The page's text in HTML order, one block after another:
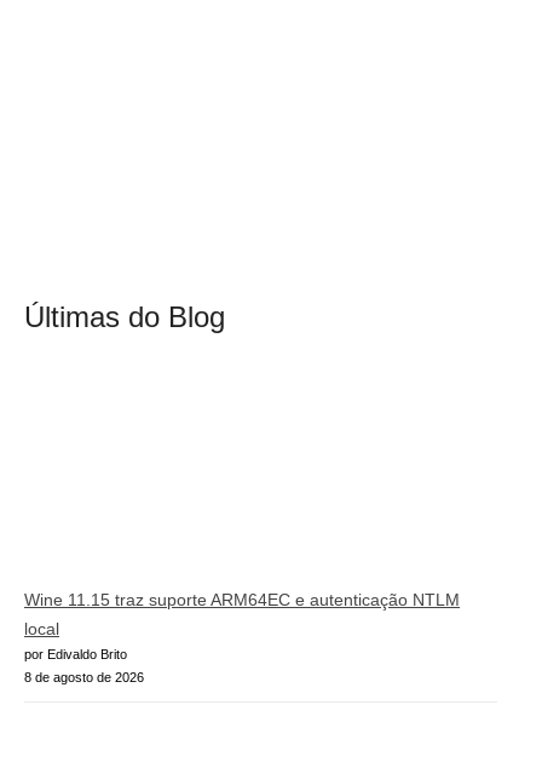
Últimas do Blog
Wine 11.15 traz suporte ARM64EC e autenticação NTLM
local
por Edivaldo Brito
8 de agosto de 2026